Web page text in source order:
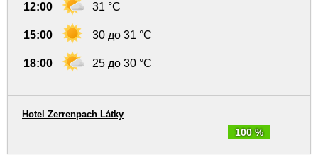
12:00 31 °C
15:00 30 до 31 °C
18:00 25 до 30 °C
100 %
Hotel Zerrenpach Látky